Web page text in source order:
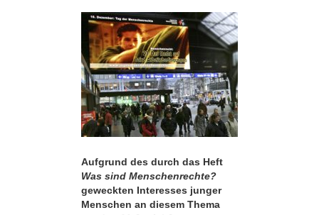
Aufgrund des durch das Heft
Was sind Menschenrechte?
geweckten Interesses junger
Menschen an diesem Thema